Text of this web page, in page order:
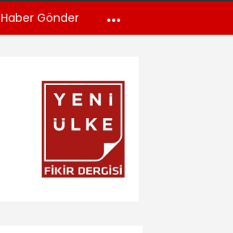
Haber Gönder